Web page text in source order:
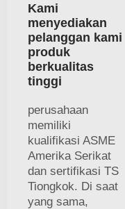
Kami
menyediakan
pelanggan kami
produk
berkualitas
tinggi
perusahaan
memiliki
kualifikasi ASME
Amerika Serikat
dan sertifikasi TS
Tiongkok. Di saat
yang sama,